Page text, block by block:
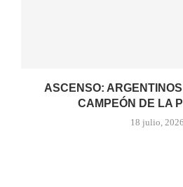
ASCENSO:
CAMPEÓN DE LA
18 julio, 2026